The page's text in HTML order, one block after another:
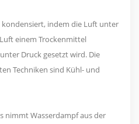
indem die Luft unter
einem Trockenmittel
Druck gesetzt wird. Die
Techniken sind Kühl- und
nimmt Wasserdampf aus der